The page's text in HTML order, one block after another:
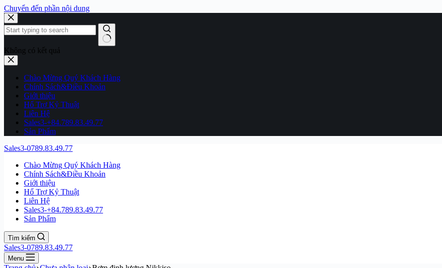
Chuyển đến phần nội dung
Không có kết quả
Chào Mừng Quý Khách Hàng
Chính Sách&Điều Khoản
Giới thiệu
Hổ Trợ Kỷ Thuật
Liên Hệ
Sales3-+84.789.83.49.77
Sản Phẩm
Sales3-0789.83.49.77
Chào Mừng Quý Khách Hàng
Chính Sách&Điều Khoản
Giới thiệu
Hổ Trợ Kỷ Thuật
Liên Hệ
Sales3-+84.789.83.49.77
Sản Phẩm
Tìm kiếm
Sales3-0789.83.49.77
Menu